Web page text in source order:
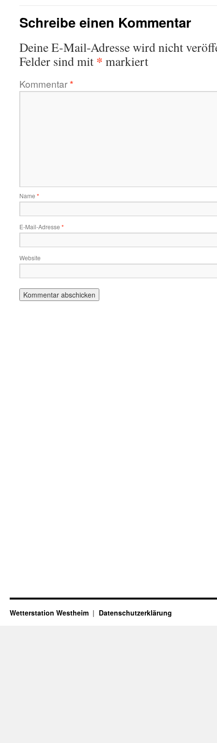
Schreibe einen Kommentar
Deine E-Mail-Adresse wird nicht
Felder sind mit * markiert
Kommentar*
Name *
E-Mail-Adresse *
Website
Wetterstation Westheim Datenschutzerklärung